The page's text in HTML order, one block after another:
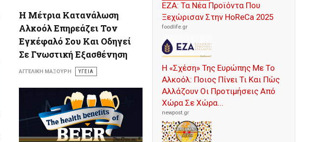
Η Μέτρια Κατανάλωση
Αλκοόλ Επηρεάζει Τον
Εγκέφαλό Σου Και Οδηγεί
Σε Γνωστική Εξασθένηση
ΑΓΓΕΛΙΚΉ ΜΑΞΟΎΡΗ ΥΓΕΙΑ
ΕΖΑ: Τα Νέα Προϊόντα Που
Ξεχώρισαν Στην HoReCa 2025
foodlife.gr
Η «Σχέση» Της Ευρώπης Με Το
Αλκοόλ: Ποιος Πίνει Τι Και Πώς
Αλλάζουν Οι Προτιμήσεις Από
Χώρα Σε Χώρα...
newpost.gr